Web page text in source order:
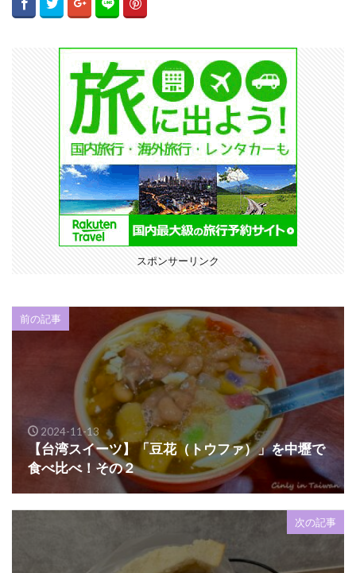
スポンサーリンク
前の記事
2024-11-13
【台湾スイーツ】「豆花（トウファ）」を中壢で
食べ比べ！その２
次の記事